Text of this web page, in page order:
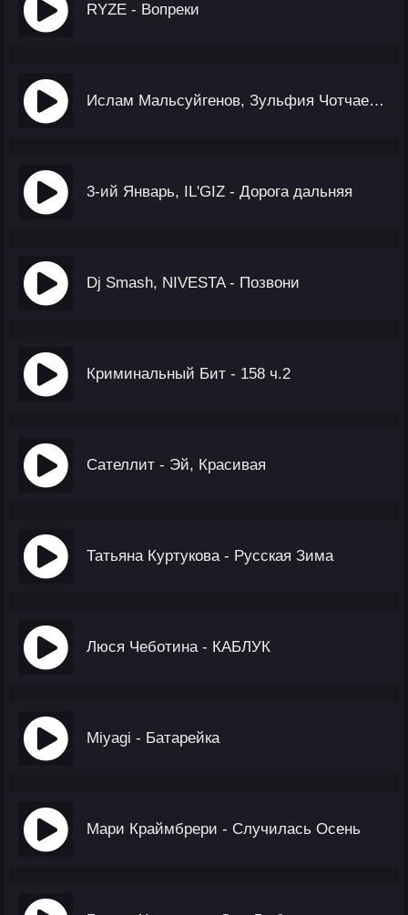
RYZE - Вопреки
Ислам Мальсуйгенов, Зульфия Чотчаева - Стоп Музыка
3-ий Январь, IL'GIZ - Дорога дальняя
Dj Smash, NIVESTA - Позвони
Криминальный Бит - 158 ч.2
Сателлит - Эй, Красивая
Татьяна Куртукова - Русская Зима
Люся Чеботина - КАБЛУК
Miyagi - Батарейка
Мари Краймбрери - Случилась Осень